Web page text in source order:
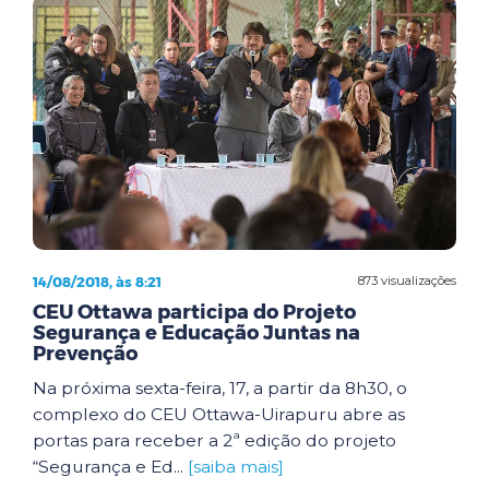
873 visualizações
14/08/2018, às 8:21
CEU Ottawa participa do Projeto
Segurança e Educação Juntas na
Prevenção
Na próxima sexta-feira, 17, a partir da 8h30, o
complexo do CEU Ottawa-Uirapuru abre as
portas para receber a 2ª edição do projeto
“Segurança e Ed... [saiba mais]